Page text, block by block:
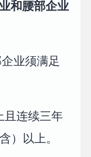
和腰部企业
业须满足
且连续三年
）以上。